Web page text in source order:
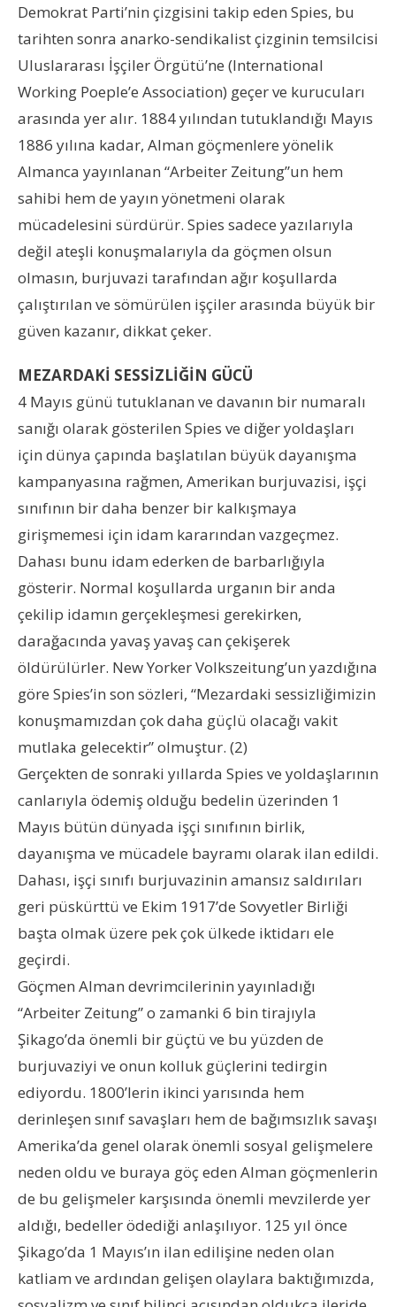
Demokrat Parti’nin çizgisini takip eden Spies, bu
tarihten sonra anarko-sendikalist çizginin temsilcisi
Uluslararası İşçiler Örgütü’ne (International
Working Poeple’e Association) geçer ve kurucuları
arasında yer alır. 1884 yılından tutuklandığı Mayıs
1886 yılına kadar, Alman göçmenlere yönelik
Almanca yayınlanan “Arbeiter Zeitung”un hem
sahibi hem de yayın yönetmeni olarak
mücadelesini sürdürür. Spies sadece yazılarıyla
değil ateşli konuşmalarıyla da göçmen olsun
olmasın, burjuvazi tarafından ağır koşullarda
çalıştırılan ve sömürülen işçiler arasında büyük bir
güven kazanır, dikkat çeker.
MEZARDAKİ SESSİZLİĞİN GÜCÜ
4 Mayıs günü tutuklanan ve davanın bir numaralı
sanığı olarak gösterilen Spies ve diğer yoldaşları
için dünya çapında başlatılan büyük dayanışma
kampanyasına rağmen, Amerikan burjuvazisi, işçi
sınıfının bir daha benzer bir kalkışmaya
girişmemesi için idam kararından vazgeçmez.
Dahası bunu idam ederken de barbarlığıyla
gösterir. Normal koşullarda urganın bir anda
çekilip idamın gerçekleşmesi gerekirken,
darağacında yavaş yavaş can çekişerek
öldürülürler. New Yorker Volkszeitung’un yazdığına
göre Spies’in son sözleri, “Mezardaki sessizliğimizin
konuşmamızdan çok daha güçlü olacağı vakit
mutlaka gelecektir” olmuştur. (2)
Gerçekten de sonraki yıllarda Spies ve yoldaşlarının
canlarıyla ödemiş olduğu bedelin üzerinden 1
Mayıs bütün dünyada işçi sınıfının birlik,
dayanışma ve mücadele bayramı olarak ilan edildi.
Dahası, işçi sınıfı burjuvazinin amansız saldırıları
geri püskürttü ve Ekim 1917’de Sovyetler Birliği
başta olmak üzere pek çok ülkede iktidarı ele
geçirdi.
Göçmen Alman devrimcilerinin yayınladığı
“Arbeiter Zeitung” o zamanki 6 bin tirajıyla
Şikago’da önemli bir güçtü ve bu yüzden de
burjuvaziyi ve onun kolluk güçlerini tedirgin
ediyordu. 1800’lerin ikinci yarısında hem
derinleşen sınıf savaşları hem de bağımsızlık savaşı
Amerika’da genel olarak önemli sosyal gelişmelere
neden oldu ve buraya göç eden Alman göçmenlerin
de bu gelişmeler karşısında önemli mevzilerde yer
aldığı, bedeller ödediği anlaşılıyor. 125 yıl önce
Şikago’da 1 Mayıs’ın ilan edilişine neden olan
katliam ve ardından gelişen olaylara baktığımızda,